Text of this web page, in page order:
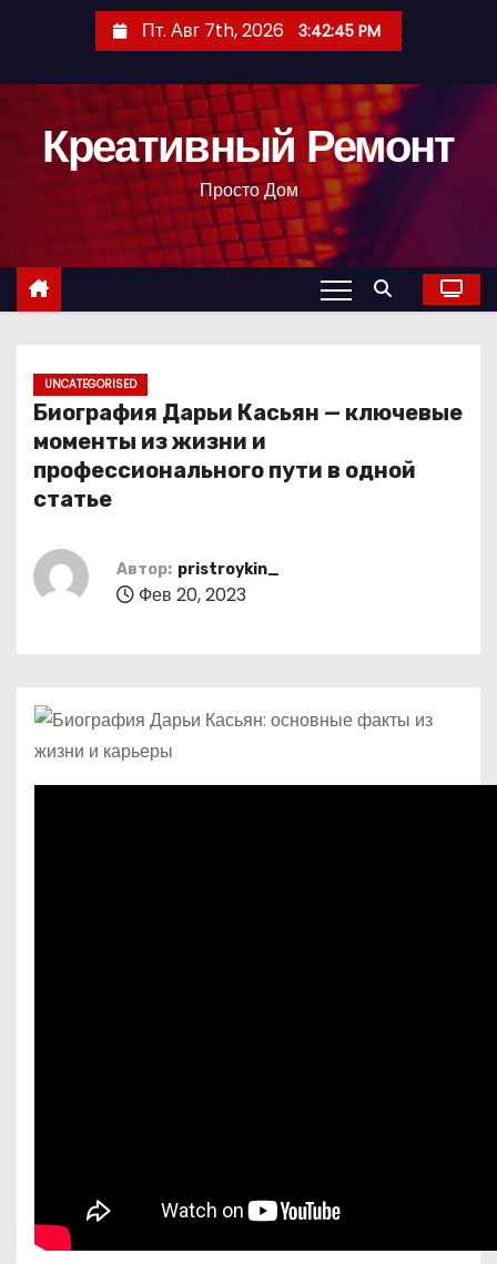
с
Пт. Авг 7th, 2026 3:42:46 PM
Креативный Ремонт
Просто Дом
UNCATEGORISED
Биография Дарьи Касьян — ключевые
моменты из жизни и
профессионального пути в одной
статье
Автор: pristroykin_
Фев 20, 2023